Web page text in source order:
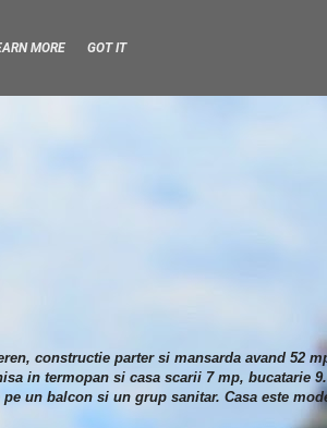
constructie parter si mansarda avand 52
in termopan si casa scarii 7 mp, bucatarie
un balcon si un grup sanitar. Casa este
MORE GOT IT